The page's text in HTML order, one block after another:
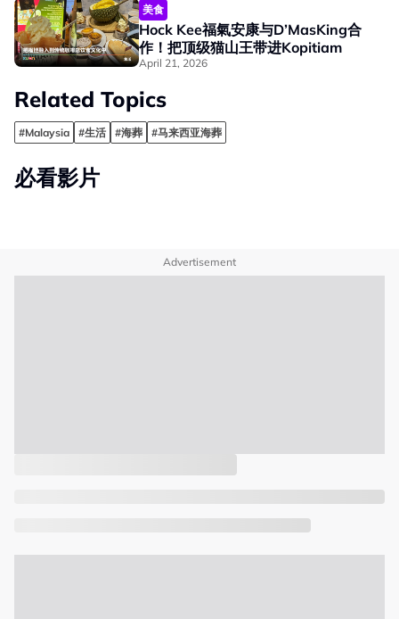
美食
Hock Kee福氣安康与D’MasKing合
作！把顶级猫山王带进Kopitiam
April 21, 2026
Related Topics
#Malaysia #生活 #海葬 #马来西亚海葬
必看影片
Advertisement